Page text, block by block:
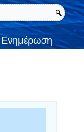
Ενημέρωση